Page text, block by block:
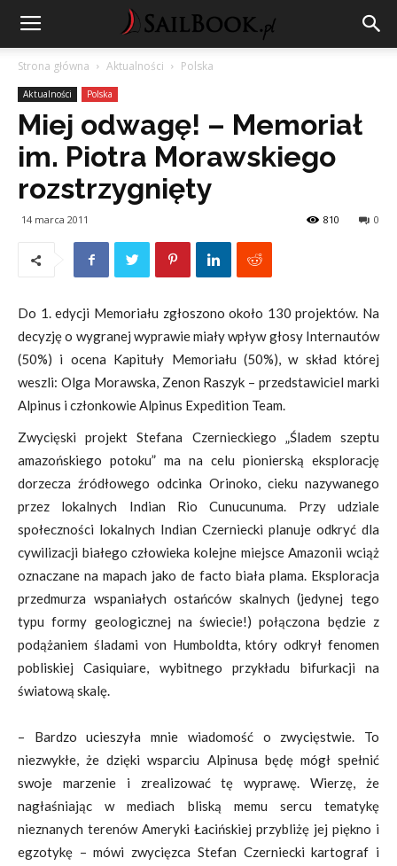
Strona główna Aktualności Polska
Aktualności Polska
Miej odwagę! – Memoriał
im. Piotra Morawskiego
rozstrzygnięty
14 marca 2011 0
810
Do 1. edycji Memoriału zgłoszono około 130 projektów. Na
decyzję o wygranej wyprawie miały wpływ głosy Internautów
(50%) i ocena Kapituły Memoriału (50%), w skład której
weszli: Olga Morawska, Zenon Raszyk – przedstawiciel marki
Alpinus i członkowie Alpinus Expedition Team.
Zwycięski projekt Stefana Czernieckiego „Śladem szeptu
amazońskiego potoku” ma na celu pionierską eksplorację
dorzecza źródłowego odcinka Orinoko, cieku nazywanego
przez lokalnych Indian Rio Cunucunuma. Przy udziale
społeczności lokalnych Indian Czerniecki planuje odkryć dla
cywilizacji białego człowieka kolejne miejsce Amazonii wciąż
oznaczane na mapach jako de facto biała plama. Eksploracja
przedmurza wspaniałych ostańców skalnych (jedynej tego
typu formy geologicznej na świecie!) połączona będzie z
podążaniem śladami von Humboldta, który odkrył fenomen
pobliskiej Casiquiare, wybitnego przykładu bifurkacji na
światową skalę.
– Bardzo ucieszyła mnie wiadomość o zwycięstwie. To
niezwykłe, że dzięki wsparciu Alpinusa będę mógł spełnić
swoje marzenie i zrealizować tę wyprawę. Wierzę, że
nagłaśniając w mediach bliską memu sercu tematykę
nieznanych terenów Ameryki Łacińskiej przybliżę jej piękno i
egzotykę – mówi zwycięzca Stefan Czerniecki kartograf i